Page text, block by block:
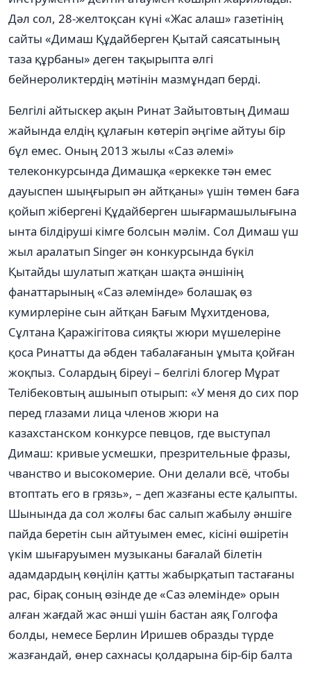
Дәл сол, 28-желтоқсан күні «Жас алаш» газетінің
сайты «Димаш Құдайберген Қытай саясатының
таза құрбаны» деген тақырыпта әлгі
бейнероликтердің мәтінін мазмұндап берді.
Белгілі айтыскер ақын Ринат Зайытовтың Димаш
жайында елдің құлағын көтеріп әңгіме айтуы бір
бұл емес. Оның 2013 жылы «Саз әлемі»
телеконкурсында Димашқа «еркекке тән емес
дауыспен шыңғырып ән айтқаны» үшін төмен баға
қойып жібергені Құдайберген шығармашылығына
ынта білдіруші кімге болсын мәлім. Сол Димаш үш
жыл аралатып Singer ән конкурсында бүкіл
Қытайды шулатып жатқан шақта әншінің
фанаттарының «Саз әлемінде» болашақ өз
кумирлеріне сын айтқан Бағым Мұхитденова,
Сұлтана Қаражігітова сияқты жюри мүшелеріне
қоса Ринатты да әбден табалағанын ұмыта қойған
жоқпыз. Солардың біреуі – белгілі блогер Мұрат
Телібековтың ашынып отырып: «У меня до сих пор
перед глазами лица членов жюри на
казахстанском конкурсе певцов, где выступал
Димаш: кривые усмешки, презрительные фразы,
чванство и высокомерие. Они делали всё, чтобы
втоптать его в грязь», – деп жазғаны есте қалыпты.
Шынында да сол жолғы бас салып жабылу әншіге
пайда беретін сын айтуымен емес, кісіні өшіретін
үкім шығаруымен музыканы бағалай білетін
адамдардың көңілін қатты жабырқатып тастағаны
рас, бірақ соның өзінде де «Саз әлемінде» орын
алған жағдай жас әнші үшін бастан аяқ Голгофа
болды, немесе Берлин Иришев образды түрде
жазғандай, өнер сахнасы қолдарына бір-бір балта